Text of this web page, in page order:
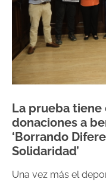
La prueba
donaciones a
‘Borrando
Solidaridad’
Una vez más el